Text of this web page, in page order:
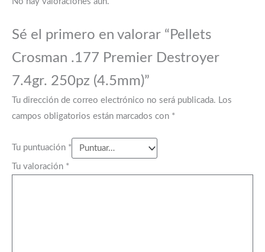
Sé el primero en valorar “Pellets
Crosman .177 Premier Destroyer
7.4gr. 250pz (4.5mm)”
Tu dirección de correo electrónico no será publicada. Los
campos obligatorios están marcados con *
Tu puntuación *
Tu valoración *